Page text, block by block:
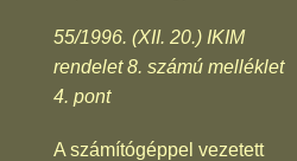
55/1996. (XII. 20.) IKIM
rendelet 8. számú melléklet
4. pont
A számítógéppel vezetett